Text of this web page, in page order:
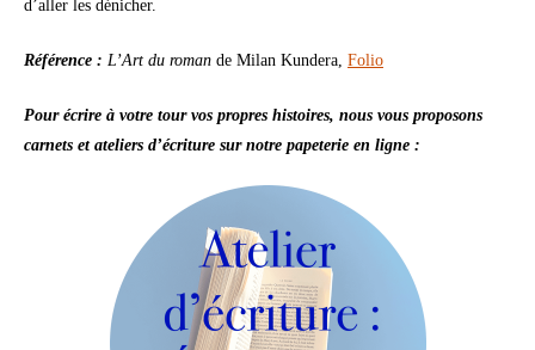
d’aller les dénicher.
Référence : L’Art du roman de Milan Kundera, Folio
Pour écrire à votre tour vos propres histoires, nous vous proposons
carnets et ateliers d’écriture sur notre papeterie en ligne :